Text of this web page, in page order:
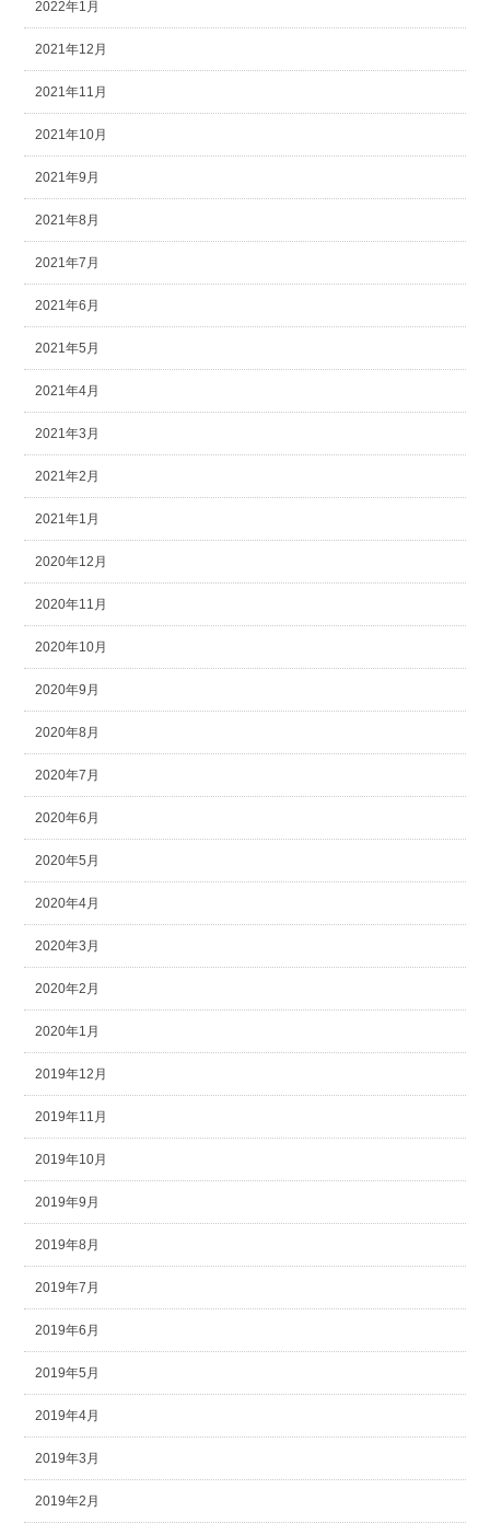
2022年1月
2021年12月
2021年11月
2021年10月
2021年9月
2021年8月
2021年7月
2021年6月
2021年5月
2021年4月
2021年3月
2021年2月
2021年1月
2020年12月
2020年11月
2020年10月
2020年9月
2020年8月
2020年7月
2020年6月
2020年5月
2020年4月
2020年3月
2020年2月
2020年1月
2019年12月
2019年11月
2019年10月
2019年9月
2019年8月
2019年7月
2019年6月
2019年5月
2019年4月
2019年3月
2019年2月